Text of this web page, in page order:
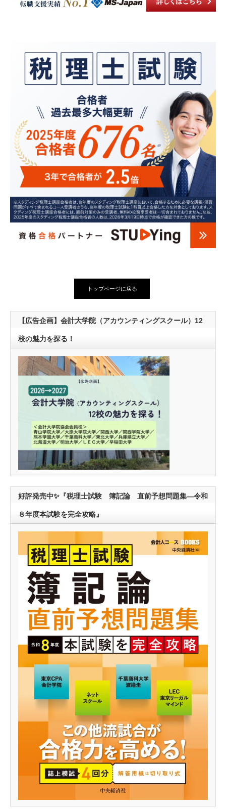
トップページに戻る
【広告企画】会計大学院（アカウンティングスクール）12
校の魅力を探る！
好評発売中✨『税理士試験 簿記論 直前予想問題集―令和
８年度本試験を完全攻略』